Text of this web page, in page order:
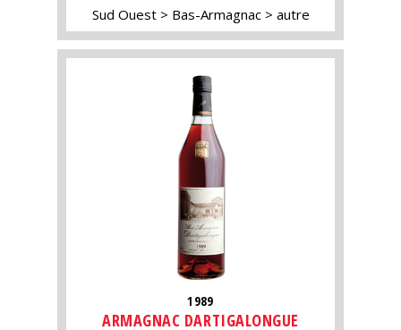
Sud Ouest Bas-Armagnac autre
1989
ARMAGNAC DARTIGALONGUE